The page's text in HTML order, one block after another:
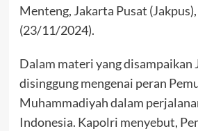
Menteng, Jakarta Pusat
(23/11/2024).
Dalam materi yang disampaikan
disinggung mengenai peran
Muhammadiyah dalam
Indonesia. Kapolri menyebut,